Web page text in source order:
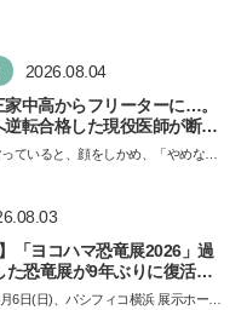
2026.08.04
中高からフリーターに…。
転合格した現役医師が断言
験勉強に役立った」そう考
ていると、顔をしかめ、「やめなさ
「ヨコハマ恐竜展2026」過
た恐竜展が9年ぶりに復活！
楽しむポイントを完全ガイ
6日(日)、パシフィコ横浜 展示ホール